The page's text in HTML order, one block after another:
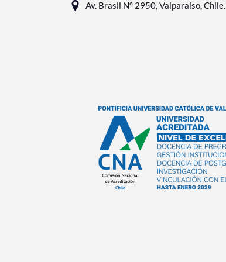
Av. Brasil N° 2950, Valparaíso, Chile.